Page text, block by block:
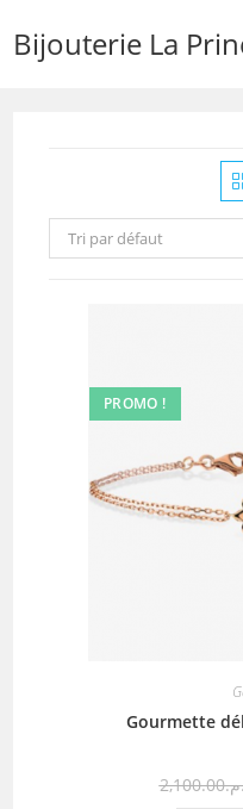
Bijouterie La
Tri par défaut
PROMO !
Gourmette
2,100.00